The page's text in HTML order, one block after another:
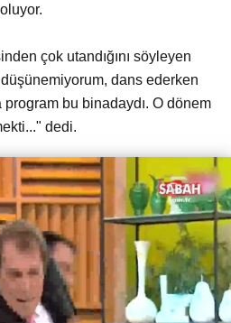
çok utandığını söyleyen
dans ederken
bu binadaydı. O dönem
dedi.